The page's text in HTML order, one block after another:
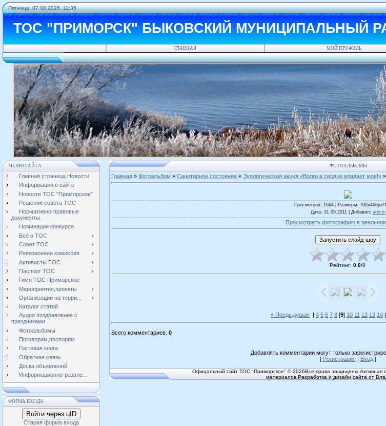
Пятница, 07.08.2026, 11:36
ТОС "ПРИМОРСК" БЫКОВСКИЙ МУНИЦИПАЛЬНЫЙ
ГЛАВНАЯ МОЙ ПРОФИЛЬ
МЕНЮ САЙТА
Главная страница.Новости
Информация о сайте
Новости ТОС "Приморское"
Решения совета ТОС
Нормативно-правовые
документы
Номинации конкурса
Всё о ТОС
Совет ТОС
Ревизионная комиссия
Активисты ТОС
Паспорт ТОС
Гимн ТОС Приморское
Мероприятия,проекты
Организации на терри...
Каталог статей
Аудио поздравления с
праздниками
Фотоальбомы
Поговорим,поспорим
Гостевая книга
Обратная связь
Доска объявлений
Информационно-развле...
ФОРМА ВХОДА
Войти через uID
Старая форма входа
ФОТОАЛЬБОМЫ
Главная » Фотоальбом » Санитарное состояние » Экологическая акция «Волга в сердце впадает мое!»
Просмотров: 1664 | Размеры: 700x468px/
Дата: 31.05.2011 | Добавил: admin
Просмотреть фотографию в
Рейтинг: 0.0/0
« Предыдущая | 4 5 6 7 8 [9] 10 11 12 13 14 |
Всего комментариев: 0
Добавлять комментарии могут только
[ Регистрация| Вход]
Офицальный сайт ТОС "Приморское" © 2026Все права защищены.Активная
материалов.Разработка и дизайн сайта от